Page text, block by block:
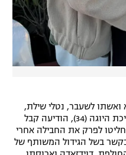
ואשתו לשעבר, נטלי שילת,
החליטו להתגרש. כזכור, נטלי, מדריכת היוגה (34), הודיעה קבל
לפרק את החבילה אחרי
בשל הגידול המשותף של